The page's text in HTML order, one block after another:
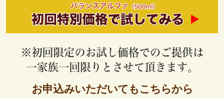
※初回限定のお試し価格でのご提供は
一家族一回限りとさせて頂きます。
お申込みいただいてもこちらから